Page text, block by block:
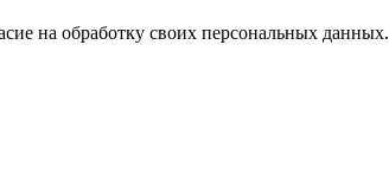
на обработку своих персональных данных.